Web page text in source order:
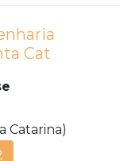
Cat
Catarina)